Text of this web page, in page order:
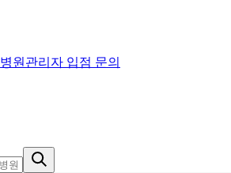
병원관리자 입점 문의